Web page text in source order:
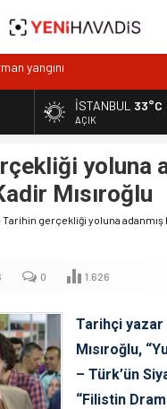
yangını
Mİ
çok kullanılan uygulamaları
hata yapmaz.” Demeyin!
Nerede Başlıyor, Nerede
İSTANBUL 33°C
AÇIK
yoluna
Mısıroğlu
Tarihin gerçekliği yoluna
0 1.626
Tarihçi yazar
Mısıroğlu,
– Türk’ün
“Filistin